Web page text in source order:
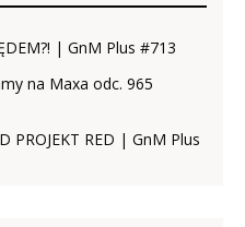
| GnM Plus #713
na Maxa odc. 965
PROJEKT RED | GnM Plus